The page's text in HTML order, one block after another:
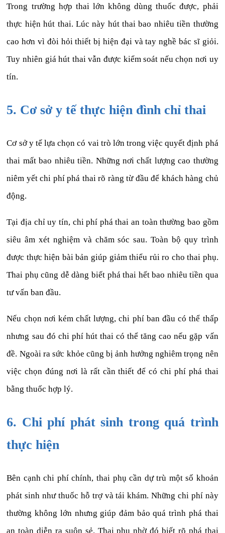
Trong trường hợp thai lớn không dùng thuốc được, phải
thực hiện hút thai. Lúc này hút thai bao nhiêu tiền thường
cao hơn vì đòi hỏi thiết bị hiện đại và tay nghề bác sĩ giỏi.
Tuy nhiên giá hút thai vẫn được kiểm soát nếu chọn nơi uy
tín.
5. Cơ sở y tế thực hiện đình chỉ thai
Cơ sở y tế lựa chọn có vai trò lớn trong việc quyết định phá
thai mất bao nhiêu tiền. Những nơi chất lượng cao thường
niêm yết chi phí phá thai rõ ràng từ đầu để khách hàng chủ
động.
Tại địa chỉ uy tín, chi phí phá thai an toàn thường bao gồm
siêu âm xét nghiệm và chăm sóc sau. Toàn bộ quy trình
được thực hiện bài bản giúp giảm thiểu rủi ro cho thai phụ.
Thai phụ cũng dễ dàng biết phá thai hết bao nhiêu tiền qua
tư vấn ban đầu.
Nếu chọn nơi kém chất lượng, chi phí ban đầu có thể thấp
nhưng sau đó chi phí hút thai có thể tăng cao nếu gặp vấn
đề. Ngoài ra sức khỏe cũng bị ảnh hưởng nghiêm trọng nên
việc chọn đúng nơi là rất cần thiết để có chi phí phá thai
bằng thuốc hợp lý.
6. Chi phí phát sinh trong quá trình
thực hiện
Bên cạnh chi phí chính, thai phụ cần dự trù một số khoản
phát sinh như thuốc hỗ trợ và tái khám. Những chi phí này
thường không lớn nhưng giúp đảm bảo quá trình phá thai
an toàn diễn ra suôn sẻ. Thai phụ nhờ đó biết rõ phá thai